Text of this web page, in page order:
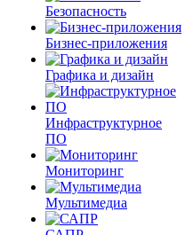
Безопасность
Бизнес-приложения
Графика и дизайн
Инфраструктурное
ПО
Мониторинг
Мультимедиа